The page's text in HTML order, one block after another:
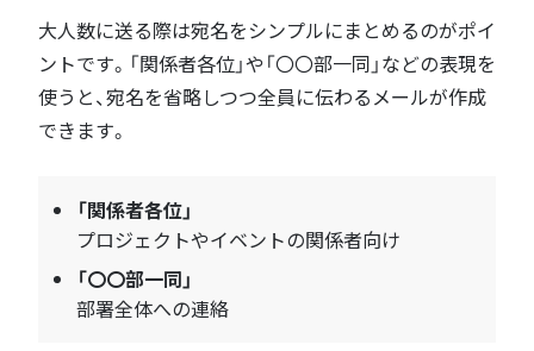
大人数に送る際は宛名をシンプルにまとめるのがポイ
ントです。「関係者各位」や「〇〇部一同」などの表現を
使うと、宛名を省略しつつ全員に伝わるメールが作成
できます。
「関係者各位」
プロジェクトやイベントの関係者向け
「〇〇部一同」
部署全体への連絡